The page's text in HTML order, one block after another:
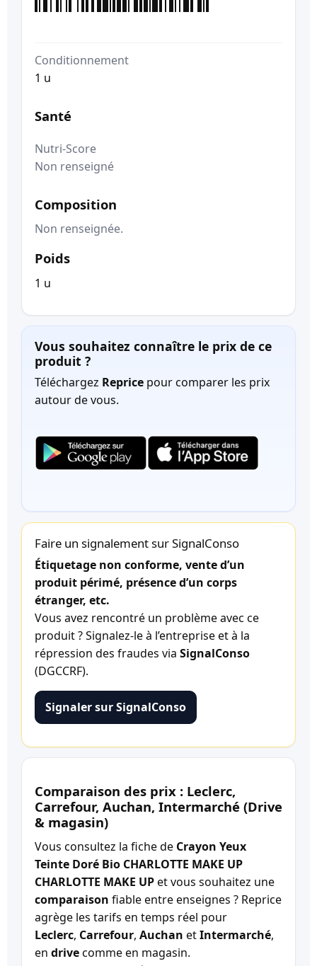
Conditionnement
1 u
Santé
Nutri-Score
Non renseigné
Composition
Non renseignée.
Poids
1 u
Vous souhaitez connaître le prix de ce
produit ?
Téléchargez Reprice pour comparer les prix
autour de vous.
Faire un signalement sur SignalConso
Étiquetage non conforme, vente d’un
produit périmé, présence d’un corps
étranger, etc.
Vous avez rencontré un problème avec ce
produit ? Signalez-le à l’entreprise et à la
répression des fraudes via SignalConso
(DGCCRF).
Signaler sur SignalConso
Comparaison des prix : Leclerc,
Carrefour, Auchan, Intermarché (Drive
& magasin)
Vous consultez la fiche de Crayon Yeux
Teinte Doré Bio CHARLOTTE MAKE UP
CHARLOTTE MAKE UPet vous souhaitez une
comparaison fiable entre enseignes ? Reprice
agrège les tarifs en temps réel pour
Leclerc, Carrefour, Auchan etIntermarché,
en drivecomme en magasin.